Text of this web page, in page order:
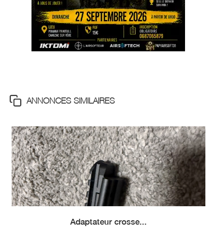
ANNONCES SIMILAIRES
Adaptateur crosse...